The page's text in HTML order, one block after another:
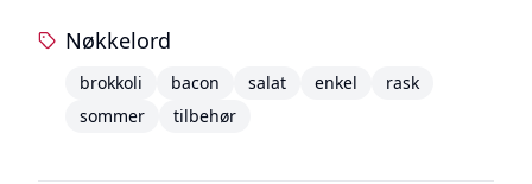
Nøkkelord
brokkoli bacon salat enkel
rask
sommer
tilbehør